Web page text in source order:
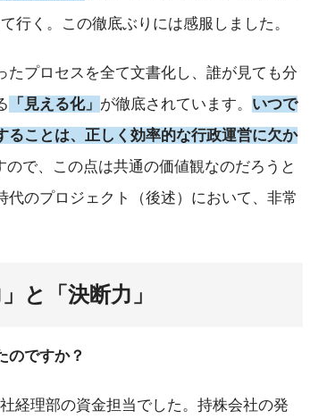
行く。この徹底ぶりには感服しました。
プロセスを全て文書化し、誰が見ても分
「見える化」 が徹底されています。 いつで
ることは、正しく効率的な行政運営に欠か
で、この点は共通の価値観なのだろうと
のプロジェクト（後述）において、非常
と「決断力」
ですか？
経理部の資金担当でした。持株会社の発